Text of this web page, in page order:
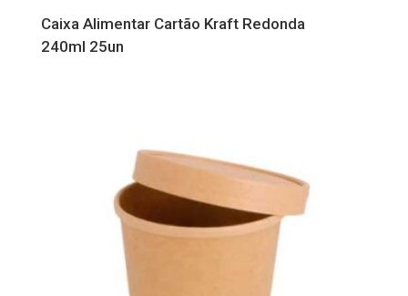
Caixa Alimentar Cartão Kraft Redonda
240ml 25un